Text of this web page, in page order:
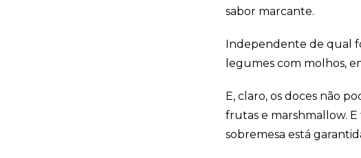
sabor marcante.
Independente de qual
legumes com molhos,
E, claro, os doces não
frutas e marshmallow.
sobremesa está